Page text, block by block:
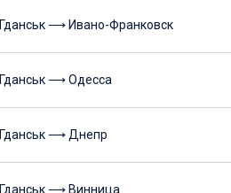
Гданськ ⟶ Ивано-Франковск
Гданськ ⟶ Одесса
Гданськ ⟶ Днепр
Гданськ ⟶ Винница